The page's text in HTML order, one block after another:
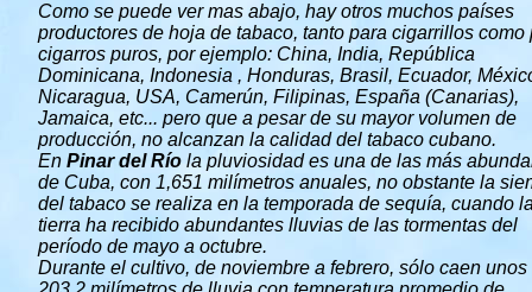
Como se puede ver mas abajo, hay otros muchos países
productores de hoja de tabaco, tanto para cigarrillos como
cigarros puros, por ejemplo: China, India, República
Dominicana, Indonesia , Honduras, Brasil, Ecuador,
Nicaragua, USA, Camerún, Filipinas, España (Canarias),
Jamaica, etc... pero que a pesar de su mayor volumen de
producción, no alcanzan la calidad del tabaco cubano.
En Pinar del Río la pluviosidad es una de las más
de Cuba, con 1,651 milímetros anuales, no obstante la
del tabaco se realiza en la temporada de sequía, cuando
tierra ha recibido abundantes lluvias de las tormentas del
período de mayo a octubre.
Durante el cultivo, de noviembre a febrero, sólo caen unos